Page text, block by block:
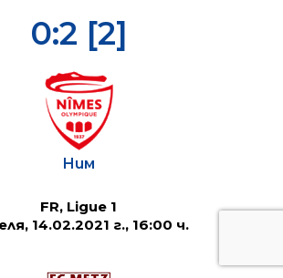
0:2 [2]
Ним
FR, Ligue 1
14.02.2021 г., 16:00 ч.